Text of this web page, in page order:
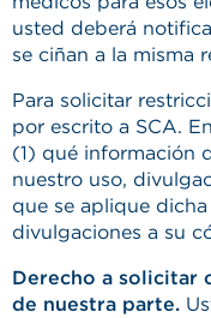
usted deberá
se ciñan a la misma
Para solicitar
por escrito a SCA.
(1) qué información
nuestro uso,
que se aplique
divulgaciones a su
Derecho a solicitar
de nuestra parte.